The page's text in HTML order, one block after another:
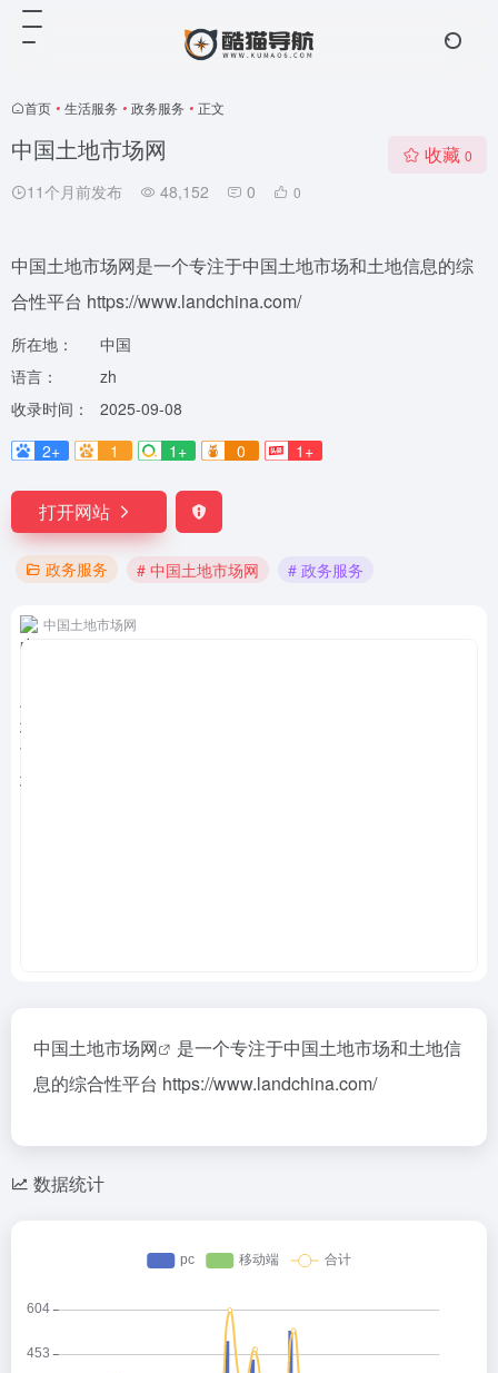
首页 • 生活服务 • 政务服务 • 正文
中国土地市场网
11个月前发布 48,152 0 0
收藏 0
中国土地市场网是一个专注于中国土地市场和土地信息的综
合性平台 https://www.landchina.com/
所在地：
中国
语言：
zh
收录时间：
2025-09-08
2+
1 1+ 0 1+
打开网站
政务服务 # 中国土地市场网 # 政务服务
中国土地市场网
中国土地市场网
是一个专注于中国土地市场和土地信
息的综合性平台 https://www.landchina.com/
数据统计